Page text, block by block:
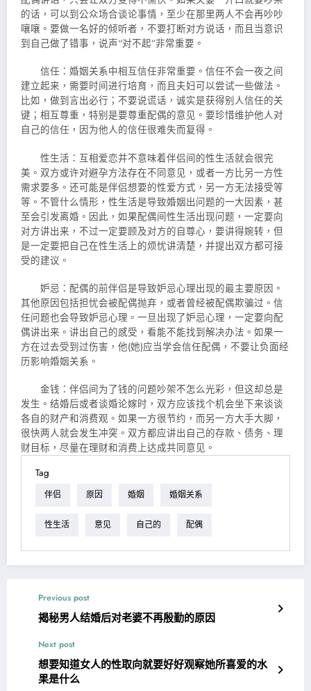
的话，可以到公众场合谈论事情，至少在那里两人不会再吵吵
嚷嚷。要做一名好的倾听者，不要打断对方说话，而且当意识
到自己做了错事，说声“对不起”非常重要。
信任：婚姻关系中相互信任非常重要。信任不会一夜之间
建立起来，需要时间进行培育，而且夫妇可以尝试一些做法。
比如，做到言出必行；不要说谎话，诚实是获得别人信任的关
键；相互尊重，特别是要尊重配偶的意见。要珍惜维护他人对
自己的信任，因为他人的信任很难失而复得。
性生活：互相爱恋并不意味着伴侣间的性生活就会很完
美。双方或许对避孕方法存在不同意见，或者一方比另一方性
需求要多。还可能是伴侣想要的性爱方式，另一方无法接受等
等。不管什么情形，性生活是导致婚姻出问题的一大因素，甚
至会引发离婚。因此，如果配偶间性生活出现问题，一定要向
对方讲出来，不过一定要顾及对方的自尊心，要讲得婉转，但
是一定要把自己在性生活上的烦忧讲清楚，并提出双方都可接
受的建议。
妒忌：配偶的前伴侣是导致妒忌心理出现的最主要原因。
其他原因包括担忧会被配偶抛弃，或者曾经被配偶欺骗过。信
任问题也会导致妒忌心理。一旦出现了妒忌心理，一定要向配
偶讲出来。讲出自己的感受，看能不能找到解决办法。如果一
方在过去受到过伤害，他(她)应当学会信任配偶，不要让负面经
历影响婚姻关系。
金钱：伴侣间为了钱的问题吵架不怎么光彩，但这却总是
发生。结婚后或者谈婚论嫁时，双方应该找个机会坐下来谈谈
各自的财产和消费观。如果一方很节约，而另一方大手大脚，
很快两人就会发生冲突。双方都应讲出自己的存款、债务、理
财目标，尽量在理财和消费上达成共同意见。
Tag
伴侣 原因 婚姻 婚姻关系
性生活 意见 自己的 配偶
Previous post
揭秘男人结婚后对老婆不再殷勤的原因
Next post
想要知道女人的性取向就要好好观察她所喜爱的水
果是什么